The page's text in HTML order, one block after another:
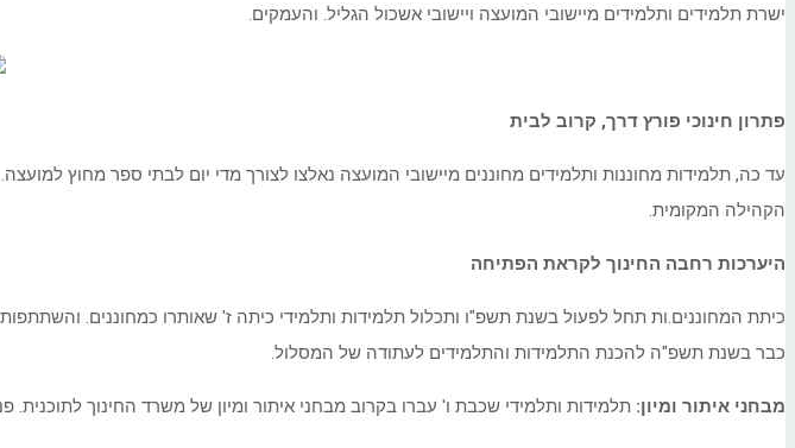
ישרת תלמידים ותלמידים מיישובי המועצה ויישובי אשכול הגליל. והעמקים.
פתרון חינוכי פורץ דרך, קרוב לבית
עד כה, תלמידות מחוננות ותלמידים מחוננים מיישובי המועצה נאלצו לצורך מדי יום לבתי ספר מחוץ
הקהילה המקומית.
היערכות רחבה החינוך לקראת הפתיחה
כיתת המחוננים.ות תחל לפעול בשנת תשפ"ו ותכלול תלמידות ותלמידי כיתה ז' שאותרו כמחוננים.
כבר בשנת תשפ"ה להכנת התלמידות והתלמידים לעתודה של המסלול.
מבחני איתור ומיון: תלמידות ותלמידי שכבת ו' עברו בקרוב מבחני איתור ומיון של משרד החינוך